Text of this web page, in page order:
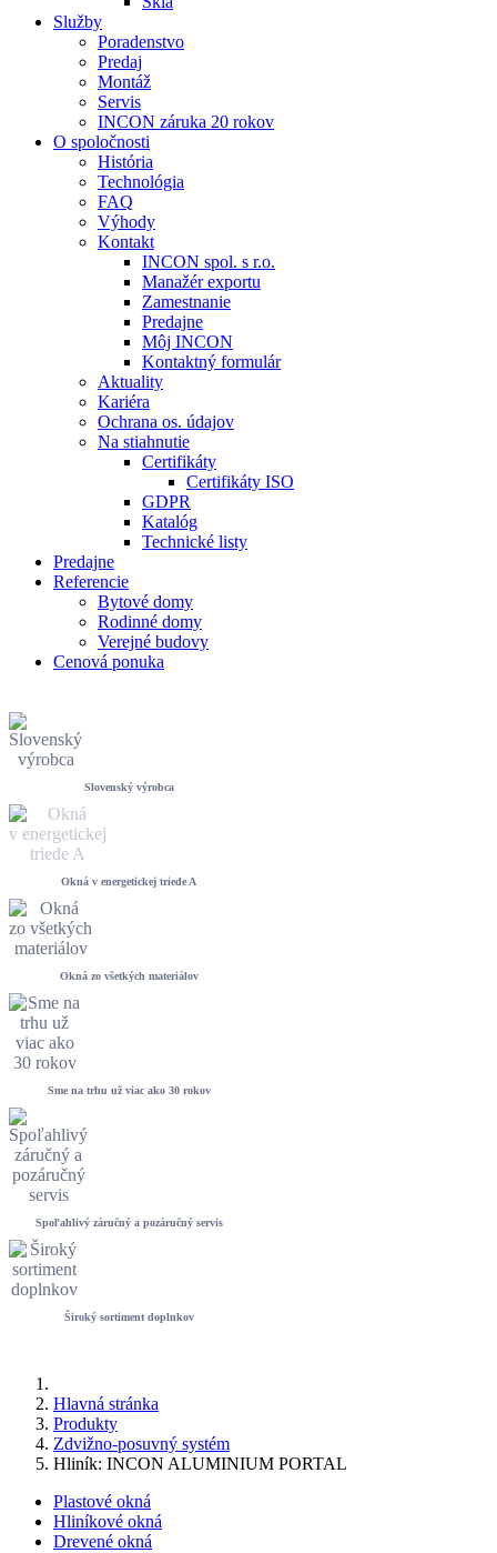
Služby
Poradenstvo
Predaj
Montáž
Servis
INCON záruka 20 rokov
O spoločnosti
História
Technológia
FAQ
Výhody
Kontakt
INCON spol. s r.o.
Manažér exportu
Zamestnanie
Predajne
Môj INCON
Kontaktný formulár
Aktuality
Kariéra
Ochrana os. údajov
Na stiahnutie
Certifikáty
Certifikáty ISO
GDPR
Katalóg
Technické listy
Predajne
Referencie
Bytové domy
Rodinné domy
Verejné budovy
Cenová ponuka
Slovenský výrobca
Okná v energetickej triede A
Okná zo všetkých materiálov
Sme na trhu už viac ako 30 rokov
Spoľahlivý záručný a pozáručný servis
Široký sortiment doplnkov
Hlavná stránka
Produkty
Zdvižno-posuvný systém
Hliník: INCON ALUMINIUM PORTAL
Plastové okná
Hliníkové okná
Drevené okná